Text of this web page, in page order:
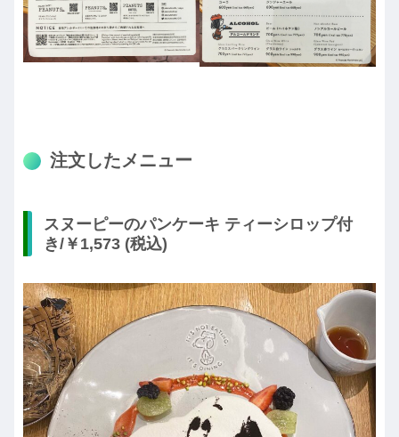
注文したメニュー
スヌーピーのパンケーキ ティーシロップ付
き/￥1,573 (税込)